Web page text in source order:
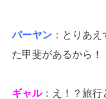
パーヤン ：とりあ
た甲斐があるから！
ギャル：え！？旅行